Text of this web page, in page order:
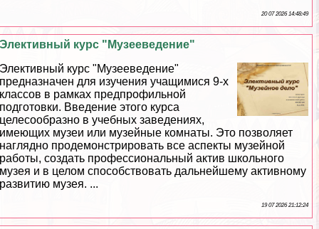
20 07 2026 14:48:49
Элективный курс "Музееведение"
Элективный курс "Музееведение"
предназначен для изучения учащимися 9-х
классов в рамках предпрофильной
подготовки. Введение этого курса
целесообразно в учебных заведениях,
имеющих музеи или музейные комнаты. Это позволяет
наглядно продемонстрировать все аспекты музейной
работы, создать профессиональный актив школьного
музея и в целом способствовать дальнейшему активному
развитию музея. ...
19 07 2026 21:12:24